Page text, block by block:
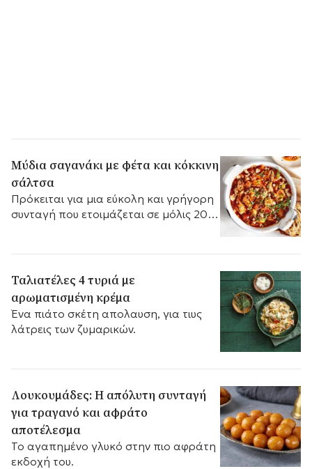
Μύδια σαγανάκι με φέτα και κόκκινη
σάλτσα
Πρόκειται για μια εύκολη και γρήγορη
συνταγή που ετοιμάζεται σε μόλις 20
Ταλιατέλες 4 τυριά με
αρωματισμένη κρέμα
Ένα πιάτο σκέτη απολαυση, για τιυς
λάτρεις των ζυμαρικών.
Λουκουμάδες: Η απόλυτη συνταγή
για τραγανό και αφράτο
αποτέλεσμα
Το αγαπημένο γλυκό στην πιο αφράτη
εκδοχή του.